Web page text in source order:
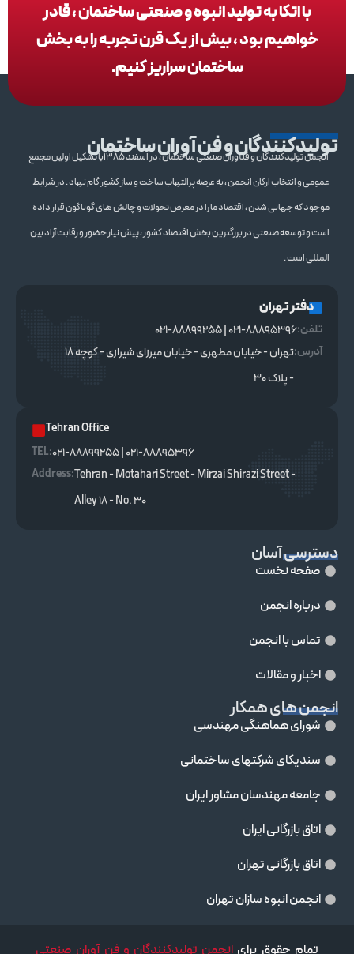
با اتکا به تولید انبوه و صنعتی ساختمان ، قادر
خواهیم بود ، بیش از یک قرن تجربه را به بخش
ساختمان سراریز کنیم.
تولیدکنندگان و فن آوران ساختمانانجمن تولیدکنندگان و فنآوران صنعتی ساختمان ، در اسفند 1385با تشکیل اولین مجمع
عمومی و انتخاب ارکان انجمن ، به عرصه پرالتهاب ساخت و ساز کشور گام نهاد . در شرایط
موجود که جهانی شدن ، اقتصاد ما را در معرض تحولات و چالش های گوناگون قرار داده
است و توسعه صنعتی در برزگترین بخش اقتصاد کشور ، پیش نیاز حضور و رقابت آزاد بین
المللی است .
دفتر تهران
تلفن:021-88895396 | 021-88899255
آدرس:
تهران - خیابان مطهری - خیابان میرزای شیرازی - کوچه ۱۸
- پلاک ۳۰
Tehran Office
TEL :
021-88895396 | 021-88899255
Address:Tehran - Motahari Street - Mirzai Shirazi Street -
Alley 18 - No. 30
دسترسی آسان
صفحه نخست
درباره انجمن
تماس با انجمن
اخبار و مقالات
انجمن های همکار
شورای هماهنگی مهندسی
سندیکای شرکتهای ساختمانی
جامعه مهندسان مشاور ايران
اتاق بازرگانی ایران
اتاق بازرگانی تهران
انجمن انبوه سازان تهران